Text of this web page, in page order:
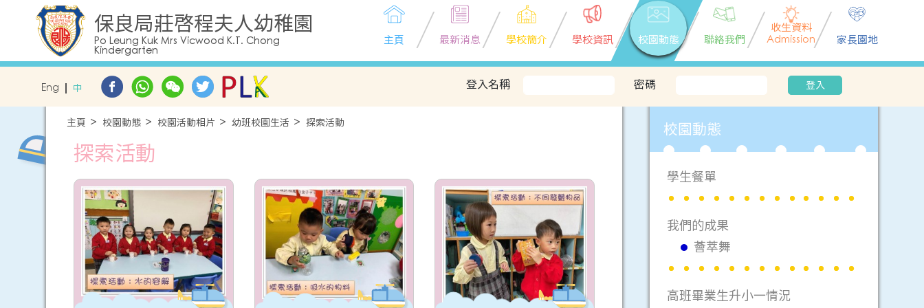
保良局莊啓程夫人幼稚園
Po Leung Kuk Mrs Vicwood K.T. Chong
Kindergarten
主頁 最新消息 學校簡介 學校資訊 校園動態 聯絡我們
收生資料
Admission
家長園地
Eng 中 登入名稱 密碼 登入
主頁 校園動態 校園活動相片 幼班校園生活 探索活動
探索活動
校園動態
學生餐單
我們的成果
薈萃舞
高班畢業生升小一情況